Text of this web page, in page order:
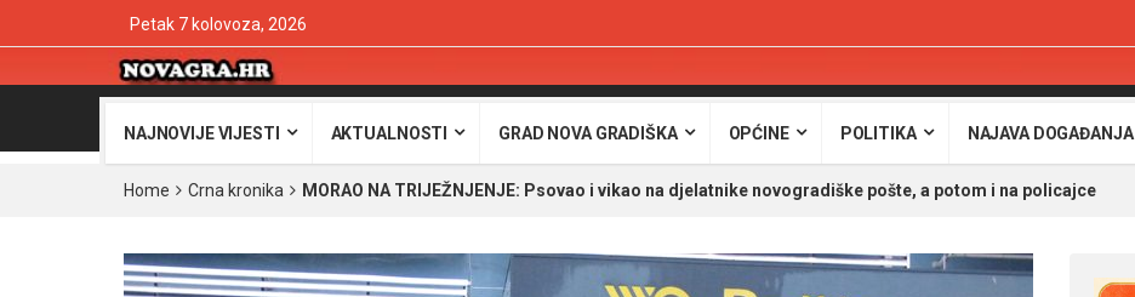
Petak 7 kolovoza, 2026
NAJNOVIJE VIJESTI AKTUALNOSTI GRAD NOVA GRADIŠKA OPĆINE POLITIKA NAJAVA DOGAĐANJA
Home Crna kronika MORAO NA TRIJEŽNJENJE: Psovao i vikao na djelatnike novogradiške pošte, a potom i na policajce